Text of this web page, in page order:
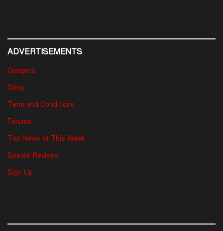
ADVERTISEMENTS
Gadgets
Shop
Term and Conditions
Forums
Top News of This Week
Special Recipes
Sign Up